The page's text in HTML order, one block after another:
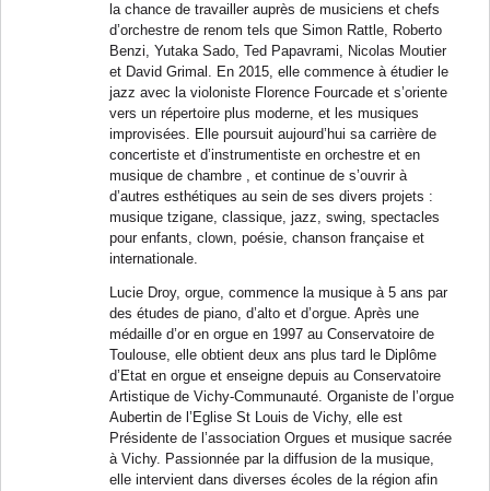
la chance de travailler auprès de musiciens et chefs
d’orchestre de renom tels que Simon Rattle, Roberto
Benzi, Yutaka Sado, Ted Papavrami, Nicolas Moutier
et David Grimal. En 2015, elle commence à étudier le
jazz avec la violoniste Florence Fourcade et s’oriente
vers un répertoire plus moderne, et les musiques
improvisées. Elle poursuit aujourd’hui sa carrière de
concertiste et d’instrumentiste en orchestre et en
musique de chambre , et continue de s’ouvrir à
d’autres esthétiques au sein de ses divers projets :
musique tzigane, classique, jazz, swing, spectacles
pour enfants, clown, poésie, chanson française et
internationale.
Lucie Droy, orgue, commence la musique à 5 ans par
des études de piano, d’alto et d’orgue. Après une
médaille d’or en orgue en 1997 au Conservatoire de
Toulouse, elle obtient deux ans plus tard le Diplôme
d’Etat en orgue et enseigne depuis au Conservatoire
Artistique de Vichy-Communauté. Organiste de l’orgue
Aubertin de l’Eglise St Louis de Vichy, elle est
Présidente de l’association Orgues et musique sacrée
à Vichy. Passionnée par la diffusion de la musique,
elle intervient dans diverses écoles de la région afin